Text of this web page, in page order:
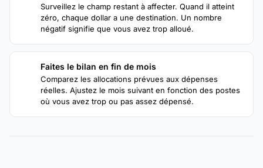
Surveillez le champ restant à affecter. Quand il atteint
zéro, chaque dollar a une destination. Un nombre
négatif signifie que vous avez trop alloué.
Faites le bilan en fin de mois
Comparez les allocations prévues aux dépenses
réelles. Ajustez le mois suivant en fonction des postes
où vous avez trop ou pas assez dépensé.